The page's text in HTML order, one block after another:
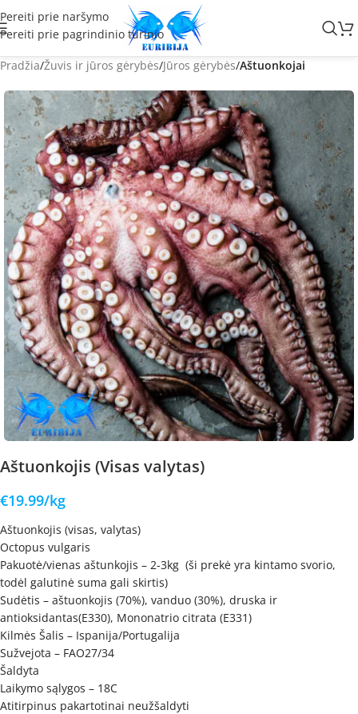
Pereiti prie naršymo
Pereiti prie pagrindinio turinio
Pradžia Žuvis ir jūros gėrybės Jūros gėrybės Aštuonkojai
Aštuonkojis (Visas valytas)
€19.99/kg
Aštuonkojis (visas, valytas)
Octopus vulgaris
Pakuotė/vienas aštunkojis – 2-3kg (ši prekė yra kintamo svorio,
todėl galutinė suma gali skirtis)
Sudėtis – aštuonkojis (70%), vanduo (30%), druska ir
antioksidantas(E330), Mononatrio citrata (E331)
Kilmės Šalis – Ispanija/Portugalija
Sužvejota – FAO27/34
Šaldyta
Laikymo sąlygos – 18C
Atitirpinus pakartotinai neužšaldyti